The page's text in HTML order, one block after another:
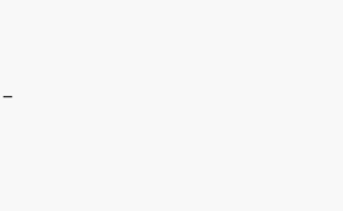
–